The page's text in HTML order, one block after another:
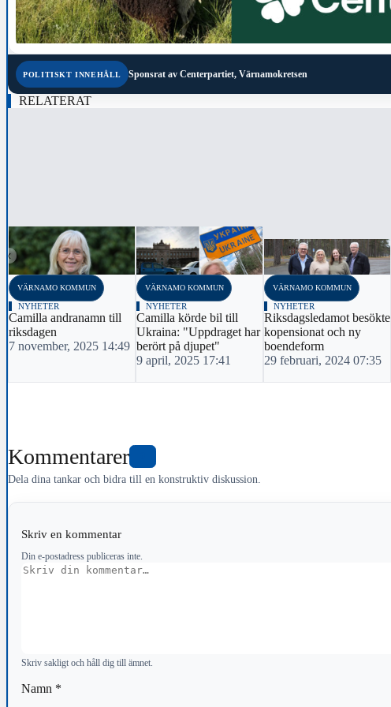
POLITISKT INNEHÅLL Sponsrat av Centerpartiet, Värnamokretsen
RELATERAT
‹
VÄRNAMO KOMMUN
NYHETER
Camilla andranamn till
riksdagen
7 november, 2025 14:49
VÄRNAMO KOMMUN
NYHETER
Camilla körde bil till
Ukraina: "Uppdraget har
berört på djupet"
9 april, 2025 17:41
VÄRNAMO KOMMUN
NYHETER
Riksdagsledamot besökte
kopensionat och ny
boendeform
29 februari, 2024 07:35
Kommentarer
Dela dina tankar och bidra till en konstruktiv diskussion.
Skriv en kommentar
Din e-postadress publiceras inte.
Kommentar
Skriv sakligt och håll dig till ämnet.
Namn *